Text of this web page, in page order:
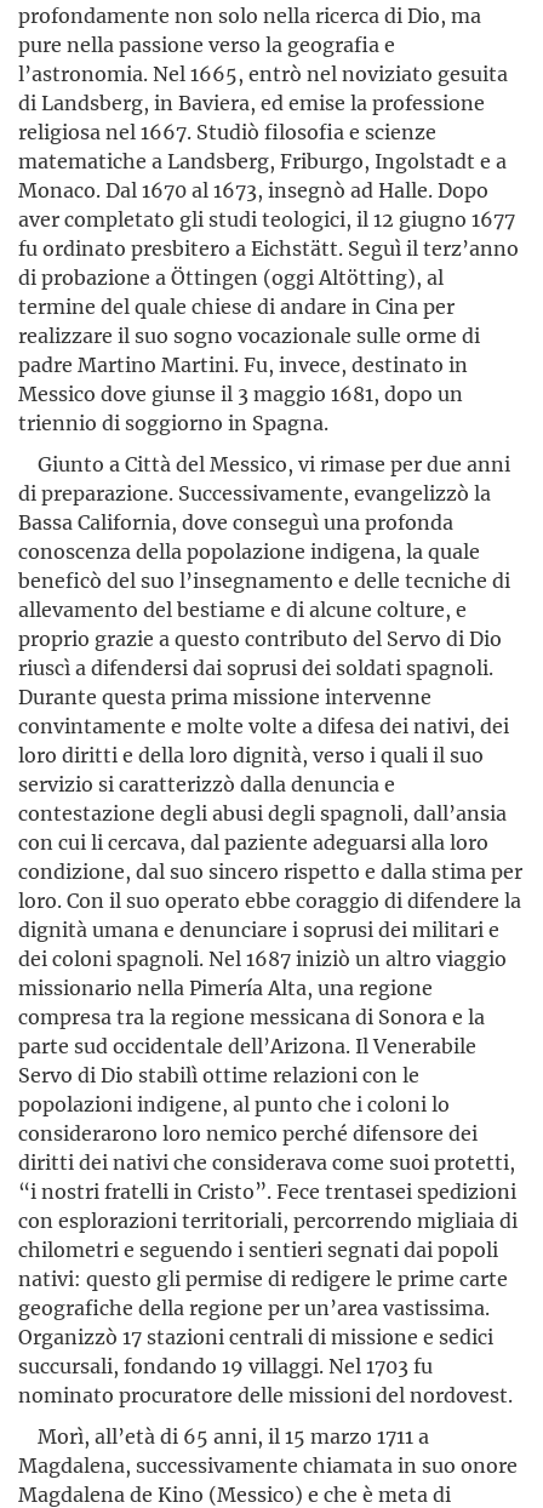
profondamente non solo nella ricerca di Dio, ma
pure nella passione verso la geografia e
l’astronomia. Nel 1665, entrò nel noviziato gesuita
di Landsberg, in Baviera, ed emise la professione
religiosa nel 1667. Studiò filosofia e scienze
matematiche a Landsberg, Friburgo, Ingolstadt e a
Monaco. Dal 1670 al 1673, insegnò ad Halle. Dopo
aver completato gli studi teologici, il 12 giugno 1677
fu ordinato presbitero a Eichstätt. Seguì il terz’anno
di probazione a Öttingen (oggi Altötting), al
termine del quale chiese di andare in Cina per
realizzare il suo sogno vocazionale sulle orme di
padre Martino Martini. Fu, invece, destinato in
Messico dove giunse il 3 maggio 1681, dopo un
triennio di soggiorno in Spagna.
Giunto a Città del Messico, vi rimase per due anni
di preparazione. Successivamente, evangelizzò la
Bassa California, dove conseguì una profonda
conoscenza della popolazione indigena, la quale
beneficò del suo l’insegnamento e delle tecniche di
allevamento del bestiame e di alcune colture, e
proprio grazie a questo contributo del Servo di Dio
riuscì a difendersi dai soprusi dei soldati spagnoli.
Durante questa prima missione intervenne
convintamente e molte volte a difesa dei nativi, dei
loro diritti e della loro dignità, verso i quali il suo
servizio si caratterizzò dalla denuncia e
contestazione degli abusi degli spagnoli, dall’ansia
con cui li cercava, dal paziente adeguarsi alla loro
condizione, dal suo sincero rispetto e dalla stima per
loro. Con il suo operato ebbe coraggio di difendere la
dignità umana e denunciare i soprusi dei militari e
dei coloni spagnoli. Nel 1687 iniziò un altro viaggio
missionario nella Pimería Alta, una regione
compresa tra la regione messicana di Sonora e la
parte sud occidentale dell’Arizona. Il Venerabile
Servo di Dio stabilì ottime relazioni con le
popolazioni indigene, al punto che i coloni lo
considerarono loro nemico perché difensore dei
diritti dei nativi che considerava come suoi protetti,
“i nostri fratelli in Cristo”. Fece trentasei spedizioni
con esplorazioni territoriali, percorrendo migliaia di
chilometri e seguendo i sentieri segnati dai popoli
nativi: questo gli permise di redigere le prime carte
geografiche della regione per un’area vastissima.
Organizzò 17 stazioni centrali di missione e sedici
succursali, fondando 19 villaggi. Nel 1703 fu
nominato procuratore delle missioni del nordovest.
Morì, all’età di 65 anni, il 15 marzo 1711 a
Magdalena, successivamente chiamata in suo onore
Magdalena de Kino (Messico) e che è meta di